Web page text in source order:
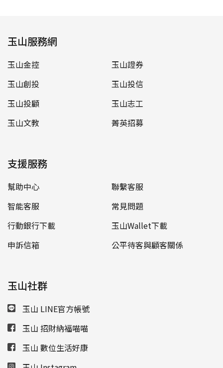
玉山服務網
玉山金控
玉山證券
玉山創投
玉山投信
玉山投顧
玉山志工
玉山文教
菁英招募
支援服務
幫助中心
聯繫客服
智能客服
常見問題
行動銀行下載
玉山Wallet下載
申訴信箱
公平待客與顧客關係
玉山社群
玉山 LINE官方帳號
玉山 招財納福喵喵
玉山 數位生活好康